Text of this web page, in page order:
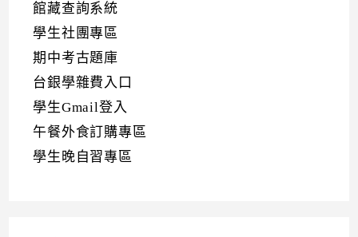
館藏查詢系統
學生社團專區
期中考古題庫
台銀學雜費入口
學生Gmail登入
午餐外食訂購專區
學生晚自習專區